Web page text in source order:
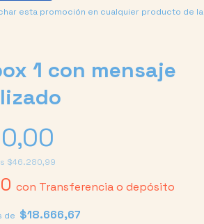
esta promoción en cualquier producto de la
1 con mensaje
$46.280,99
con Transferencia o depósito
de $18.666,67